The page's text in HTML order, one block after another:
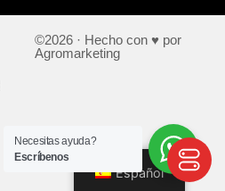
©2026 · Hecho con ♥ por
Agromarketing
Español
Necesitas ayuda?
Escríbenos